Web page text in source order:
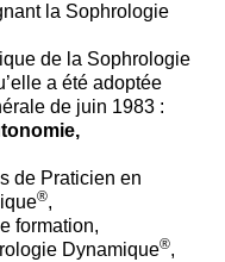
la Sophrologie
de la Sophrologie
a été adoptée
de juin 1983 :
de Praticien en
®,
formation,
Dynamique®,